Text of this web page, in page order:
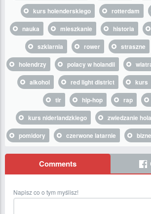
kurs holenderskiego
rotterdam
nauka
mieszkanie historia
szklarnia
rower straszne
holendrzy
polacy w holandii
alkohol
red light district kurs
tir
hip-hop rap
kurs niderlandzkiego
zwiedzanie
pomidory
czerwone latarnie
Comments
Napisz co o tym myślisz!